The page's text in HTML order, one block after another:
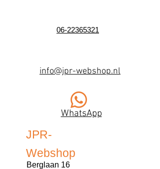
06-22365321
info@jpr-webshop.nl
WhatsApp
JPR-
Webshop
Berglaan 16